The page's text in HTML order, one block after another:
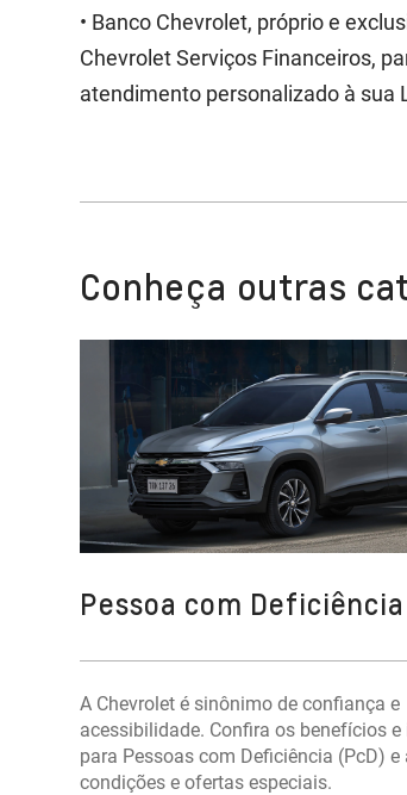
• Banco Chevrolet, próprio e
Chevrolet Serviços Financeiros,
atendimento personalizado à sua
Conheça outras
Pessoa com Deficiência
A Chevrolet é sinônimo de confiança e
acessibilidade. Confira os benefícios e
para Pessoas com Deficiência (PcD) e
condições e ofertas especiais.